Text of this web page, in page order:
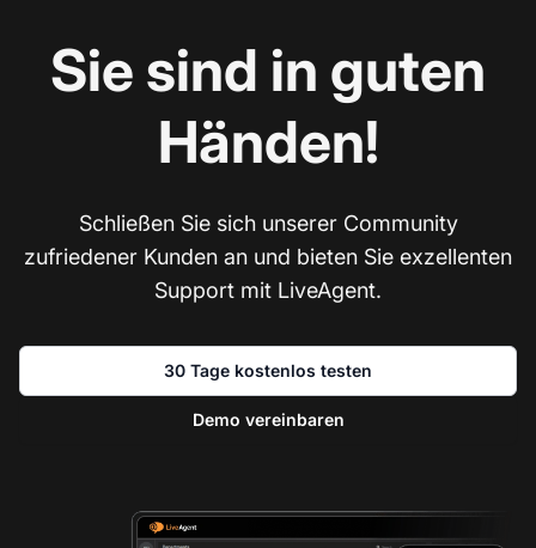
Sie sind in guten
Händen!
Schließen Sie sich unserer Community
zufriedener Kunden an und bieten Sie exzellenten
Support mit LiveAgent.
30 Tage kostenlos testen
Demo vereinbaren